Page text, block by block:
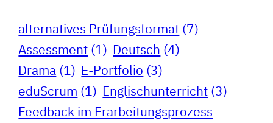
alternatives Prüfungsformat (7)
Assessment (1) Deutsch (4)
Drama (1) E-Portfolio (3)
eduScrum (1) Englischunterricht (3)
Feedback im Erarbeitungsprozess